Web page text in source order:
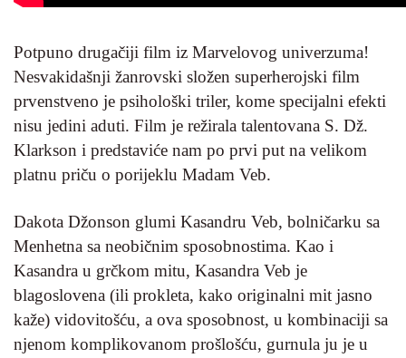
Potpuno drugačiji film iz Marvelovog univerzuma!
Nesvakidašnji žanrovski složen superherojski film
prvenstveno je psihološki triler, kome specijalni efekti
nisu jedini aduti. Film je režirala talentovana S. Dž.
Klarkson i predstaviće nam po prvi put na velikom
platnu priču o porijeklu Madam Veb.
Dakota Džonson glumi Kasandru Veb, bolničarku sa
Menhetna sa neobičnim sposobnostima. Kao i
Kasandra u grčkom mitu, Kasandra Veb je
blagoslovena (ili prokleta, kako originalni mit jasno
kaže) vidovitošću, a ova sposobnost, u kombinaciji sa
njenom komplikovanom prošlošću, gurnula ju je u